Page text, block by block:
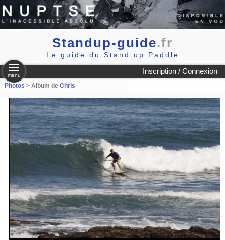
Standup-guide.fr
Le guide du Stand up Paddle
Inscription / Connexion
menu
Photos > Album de Chris